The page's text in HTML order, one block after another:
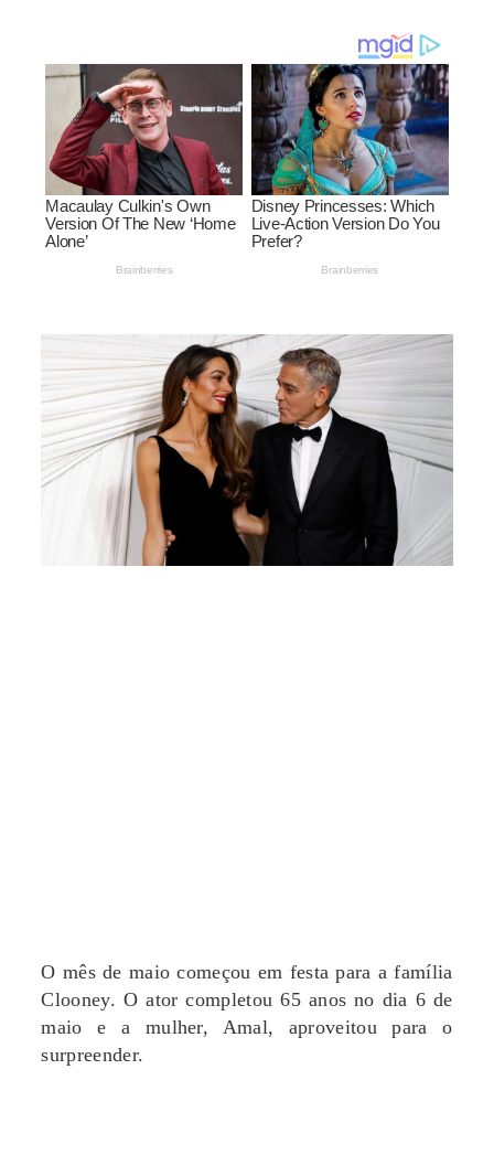
O mês de maio começou em festa para a família
Clooney. O ator completou 65 anos no dia 6 de
maio e a mulher, Amal, aproveitou para o
surpreender.